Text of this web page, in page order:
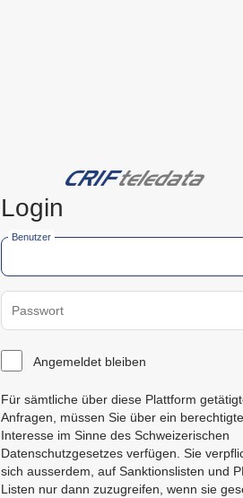
Login
Benutzer
Passwort
Angemeldet bleiben
Für sämtliche über diese Plattform
Anfragen, müssen Sie über ein
Interesse im Sinne des Schweizerischen
Datenschutzgesetzes verfügen. Sie
sich ausserdem, auf Sanktionslisten und
Listen nur dann zuzugreifen, wenn sie